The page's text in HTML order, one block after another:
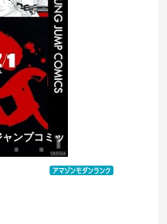
させる」⇒ 国家公務員月給3.51％増へ
りにも・・・
ンプコミッ
価格：¥100